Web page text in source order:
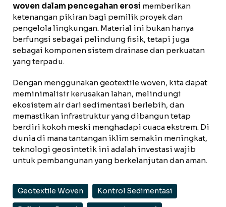
woven dalam pencegahan erosi memberikan
ketenangan pikiran bagi pemilik proyek dan
pengelola lingkungan. Material ini bukan hanya
berfungsi sebagai pelindung fisik, tetapi juga
sebagai komponen sistem drainase dan perkuatan
yang terpadu.
Dengan menggunakan geotextile woven, kita dapat
meminimalisir kerusakan lahan, melindungi
ekosistem air dari sedimentasi berlebih, dan
memastikan infrastruktur yang dibangun tetap
berdiri kokoh meski menghadapi cuaca ekstrem. Di
dunia di mana tantangan iklim semakin meningkat,
teknologi geosintetik ini adalah investasi wajib
untuk pembangunan yang berkelanjutan dan aman.
Geotextile Woven Kontrol Sedimentasi